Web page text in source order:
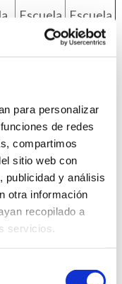
para personalizar
de redes
compartimos
sitio web con
publicidad y análisis
otra información
recopilado a
servicios.
Escuela
matinera
Escuela
matinera
Funny
Kids